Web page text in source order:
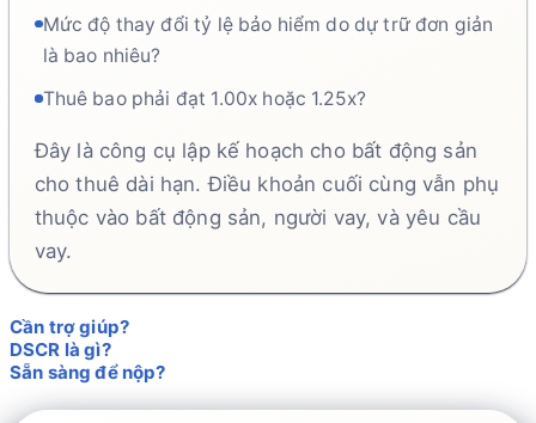
Mức độ thay đổi tỷ lệ bảo hiểm do dự trữ đơn giản
là bao nhiêu?
Thuê bao phải đạt 1.00x hoặc 1.25x?
Đây là công cụ lập kế hoạch cho bất động sản
cho thuê dài hạn. Điều khoản cuối cùng vẫn phụ
thuộc vào bất động sản, người vay, và yêu cầu
vay.
Cần trợ giúp?
DSCR là gì?
Sẵn sàng để nộp?